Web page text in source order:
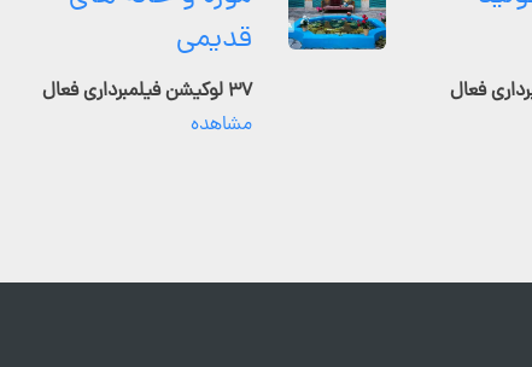
قدیمی
۳۷ لوکیشن فیلمبرداری فعال
مشاهده